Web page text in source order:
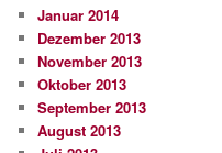
Januar 2014
Dezember 2013
November 2013
Oktober 2013
September 2013
August 2013